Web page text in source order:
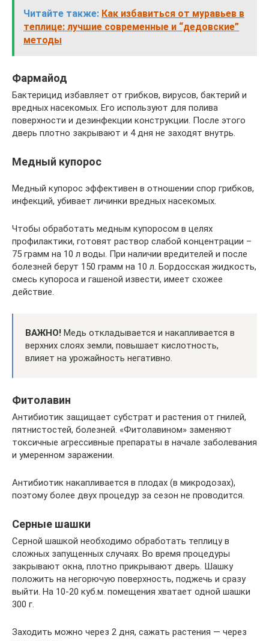
Читайте также: Как избавиться от муравьев в
теплице: лучшие современные и “дедовские”
методы
Фармайод
Бактерицид избавляет от грибков, вирусов, бактерий и
вредных насекомых. Его используют для полива
поверхности и дезинфекции конструкции. После этого
дверь плотно закрывают и 4 дня не заходят внутрь.
Медный купорос
Медный купорос эффективен в отношении спор грибков,
инфекций, убивает личинки вредных насекомых.
Чтобы обработать медным купоросом в целях
профилактики, готовят раствор слабой концентрации –
75 грамм на 10 л воды. При наличии вредителей и после
болезней берут 150 грамм на 10 л. Бордосская жидкость,
смесь купороса и гашеной извести, имеет схожее
действие.
ВАЖНО! Медь откладывается и накапливается в
верхних слоях земли, повышает кислотность,
влияет на урожайность негативно.
Фитолавин
Антибиотик защищает субстрат и растения от гнилей,
пятнистостей, болезней. «Фитолавином» заменяют
токсичные агрессивные препараты в начале заболевания
и умеренном заражении.
Антибиотик накапливается в плодах (в микродозах),
поэтому более двух процедур за сезон не проводится.
Серные шашки
Серной шашкой необходимо обработать теплицу в
сложных запущенных случаях. Во время процедуры
закрывают окна, плотно прикрывают дверь. Шашку
положить на негорючую поверхность, поджечь и сразу
выйти. На 10-20 куб.м. помещения хватает одной шашки
300 г.
Заходить можно через 2 дня, сажать растения — через